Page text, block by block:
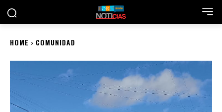
HOME COMUNIDAD